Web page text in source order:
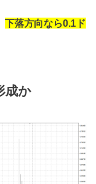
下落方向なら0.1ド
成か